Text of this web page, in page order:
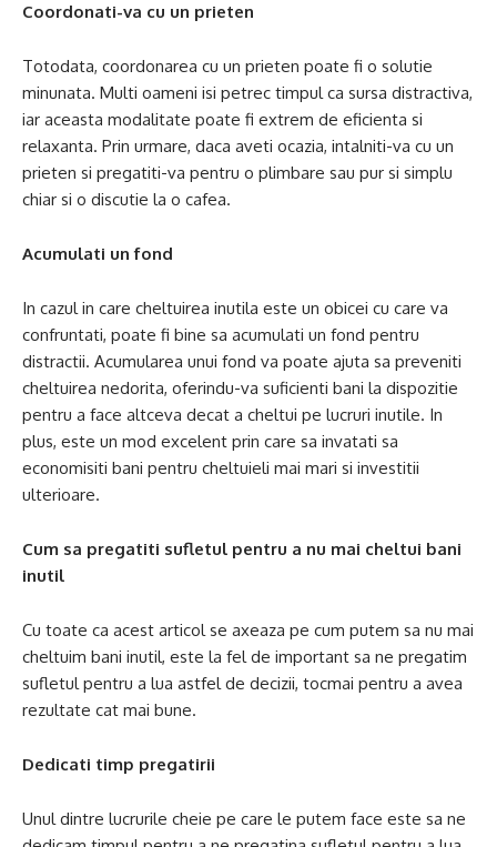
Coordonati-va cu un prieten
Totodata, coordonarea cu un prieten poate fi o solutie
minunata. Multi oameni isi petrec timpul ca sursa distractiva,
iar aceasta modalitate poate fi extrem de eficienta si
relaxanta. Prin urmare, daca aveti ocazia, intalniti-va cu un
prieten si pregatiti-va pentru o plimbare sau pur si simplu
chiar si o discutie la o cafea.
Acumulati un fond
In cazul in care cheltuirea inutila este un obicei cu care va
confruntati, poate fi bine sa acumulati un fond pentru
distractii. Acumularea unui fond va poate ajuta sa preveniti
cheltuirea nedorita, oferindu-va suficienti bani la dispozitie
pentru a face altceva decat a cheltui pe lucruri inutile. In
plus, este un mod excelent prin care sa invatati sa
economisiti bani pentru cheltuieli mai mari si investitii
ulterioare.
Cum sa pregatiti sufletul pentru a nu mai cheltui bani
inutil
Cu toate ca acest articol se axeaza pe cum putem sa nu mai
cheltuim bani inutil, este la fel de important sa ne pregatim
sufletul pentru a lua astfel de decizii, tocmai pentru a avea
rezultate cat mai bune.
Dedicati timp pregatirii
Unul dintre lucrurile cheie pe care le putem face este sa ne